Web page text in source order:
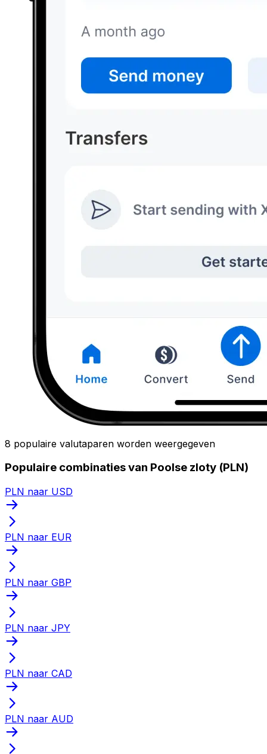
8 populaire valutaparen worden weergegeven
Populaire combinaties van Poolse zloty (PLN)
PLN naar USD
PLN naar EUR
PLN naar GBP
PLN naar JPY
PLN naar CAD
PLN naar AUD